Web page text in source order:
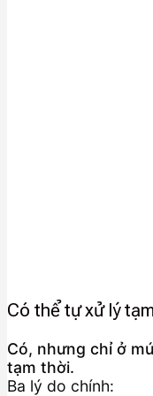
Có thể tự xử lý
Có, nhưng chỉ ở
tạm thời.
Ba lý do chính: